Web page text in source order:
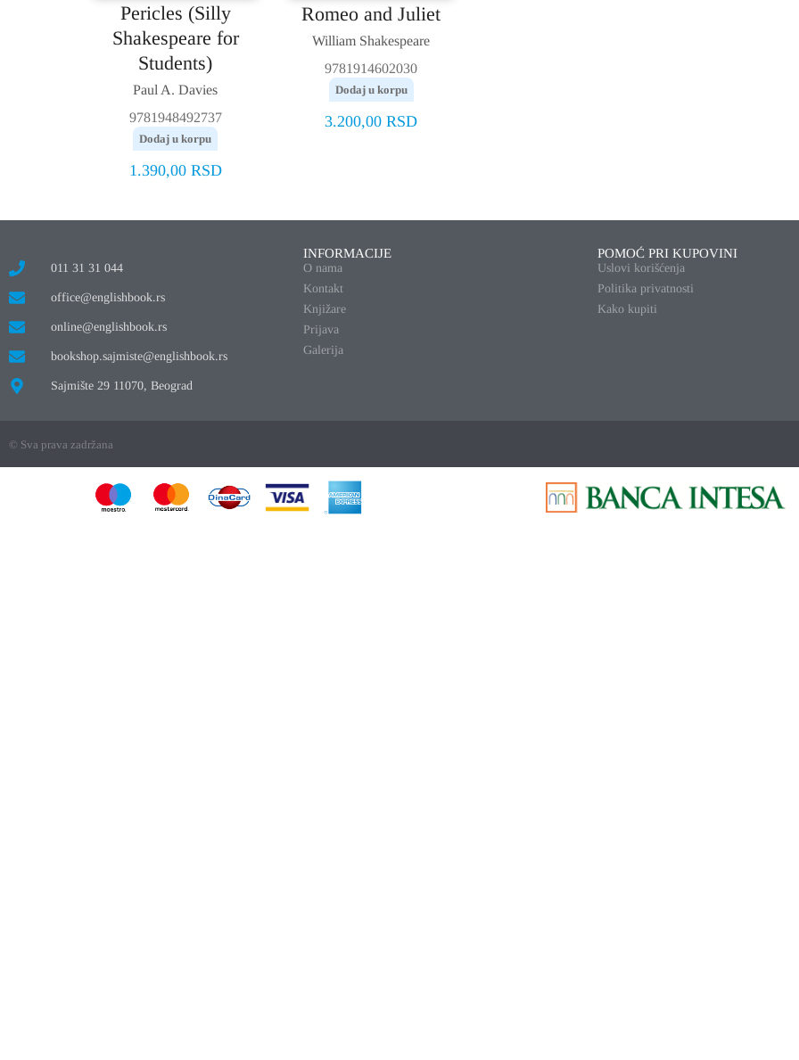
Pericles (Silly
Shakespeare for
Students)
Paul A. Davies
9781948492737
Dodaj u korpu
1.390,00 RSD
Romeo and Juliet
William Shakespeare
9781914602030
Dodaj u korpu
3.200,00RSD
011 31 31 044
office@englishbook.rs
online@englishbook.rs
bookshop.sajmiste@englishbook.rs
Sajmište 29 11070, Beograd
INFORMACIJE
O nama
Kontakt
Knjižare
Prijava
Galerija
POMOĆ PRI KUPOVINI
Uslovi korišćenja
Politika privatnosti
Kako kupiti
© Sva prava zadržana